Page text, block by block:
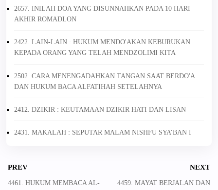
2657. INILAH DOA YANG DISUNNAHKAN PADA 10 HARI
AKHIR ROMADLON
2422. LAIN-LAIN : HUKUM MENDO'AKAN KEBURUKAN
KEPADA ORANG YANG TELAH MENDZOLIMI KITA
2502. CARA MENENGADAHKAN TANGAN SAAT BERDO'A
DAN HUKUM BACA ALFATIHAH SETELAHNYA
2412. DZIKIR : KEUTAMAAN DZIKIR HATI DAN LISAN
2431. MAKALAH : SEPUTAR MALAM NISHFU SYA’BAN I
PREV
4461. HUKUM MEMBACA AL-
NEXT
4459. MAYAT BERJALAN DAN